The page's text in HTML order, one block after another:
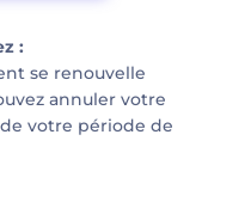
:
se renouvelle
annuler votre
votre période de